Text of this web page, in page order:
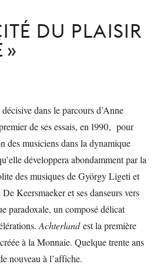
DU PLAISIR
dans le parcours d’Anne
de ses essais, en 1990, pour
des musiciens dans la dynamique
développera abondamment par la
des musiques de György Ligeti et
Keersmaeker et ses danseurs vers
paradoxale, un composé délicat
Achterlandest la première
à la Monnaie. Quelque trente ans
nouveau à l’affiche.